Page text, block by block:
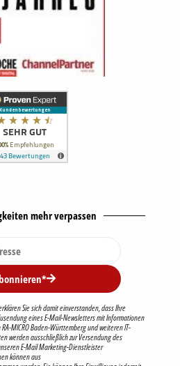
mehr verpassen
Sie sich damit einverstanden, dass Ihre
eines E-Mail-Newsletters mit Informationen
MICRO Baden-Württemberg und weiteren IT-
werden ausschließlich zur Versendung des
E-Mail Marketing-Dienstleister
können aus